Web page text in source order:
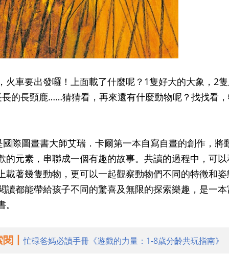
要出發囉！上面載了什麼呢？1隻好大的大象，2
的長頸鹿……猜猜看，再來還有什麼動物呢？找找看
國際圖畫書大師艾瑞．卡爾第一本自寫自畫的創作，將
的元素，串聯成一個有趣的故事。共讀的過程中，可
載著幾隻動物，更可以一起觀察動物們不同的特徵和姿
讀都能帶給孩子不同的驚喜及無限的探索樂趣，是一
閱丨忙碌爸媽必讀手冊《遊戲的力量：1-8歲分齡共玩指南》